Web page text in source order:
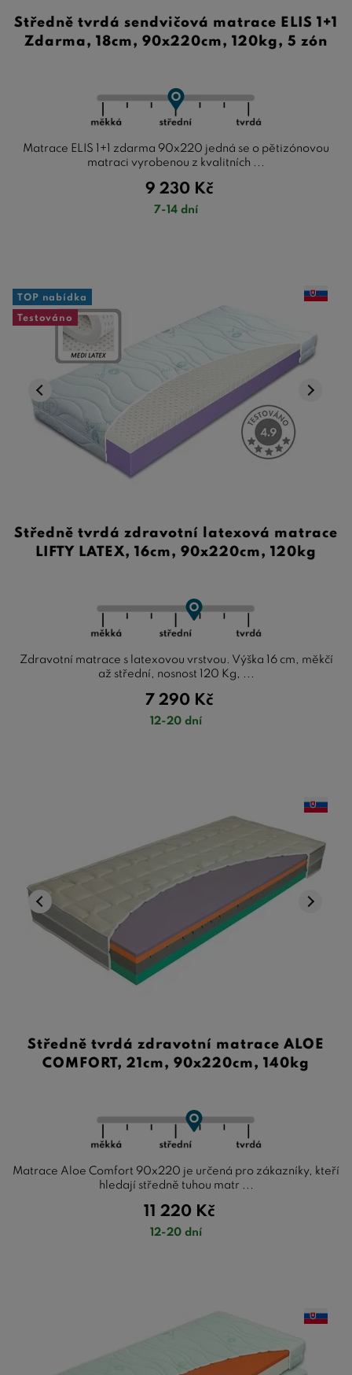
Středně tvrdá sendvičová matrace ELIS 1+1
Zdarma, 18cm, 90x220cm, 120kg, 5 zón
Matrace ELIS 1+1 zdarma 90x220 jedná se o pětizónovou
matraci vyrobenou z kvalitních ...
9 230 Kč
7-14 dní
TOP nabídka
Testováno
Středně tvrdá zdravotní latexová matrace
LIFTY LATEX, 16cm, 90x220cm, 120kg
Zdravotní matrace s latexovou vrstvou. Výška 16 cm, měkčí
až střední, nosnost 120 Kg, ...
7 290 Kč
12-20 dní
Středně tvrdá zdravotní matrace ALOE
COMFORT, 21cm, 90x220cm, 140kg
Matrace Aloe Comfort 90x220 je určená pro zákazníky, kteří
hledají středně tuhou matr ...
11 220 Kč
12-20 dní